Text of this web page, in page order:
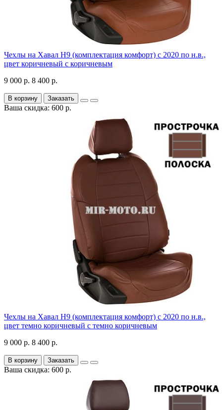
Чехлы на Хавал H9 (комплектация комфорт) с 2020 по н.в.,
цвет коричневый с коричневым
9 000 р. 8 400 р.
В корзину Заказать
Ваша скидка: 600 р.
Чехлы на Хавал H9 (комплектация комфорт) с 2020 по н.в.,
цвет темно коричневый с темно коричневым
9 000 р. 8 400 р.
В корзину Заказать
Ваша скидка: 600 р.